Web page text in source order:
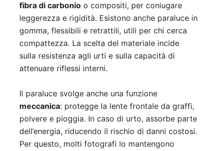
fibra di carbonio o compositi, per coniugare
leggerezza e rigidità. Esistono anche paraluce in
gomma, flessibili e retrattili, utili per chi cerca
compattezza. La scelta del materiale incide
sulla resistenza agli urti e sulla capacità di
attenuare riflessi interni.
Il paraluce svolge anche una funzione
meccanica: protegge la lente frontale da graffi,
polvere e pioggia. In caso di urto, assorbe parte
dell’energia, riducendo il rischio di danni costosi.
Per questo, molti fotografi lo mantengono